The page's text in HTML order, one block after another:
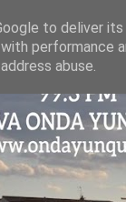
to deliver
abuse.